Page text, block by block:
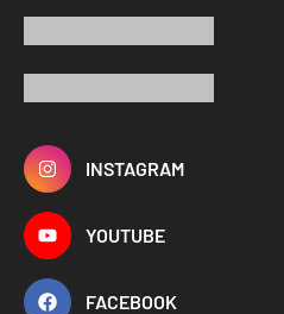
INSTAGRAM
YOUTUBE
FACEBOOK